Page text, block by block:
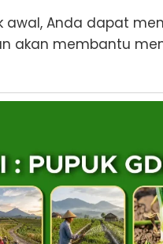
Anda dapat
akan membantu